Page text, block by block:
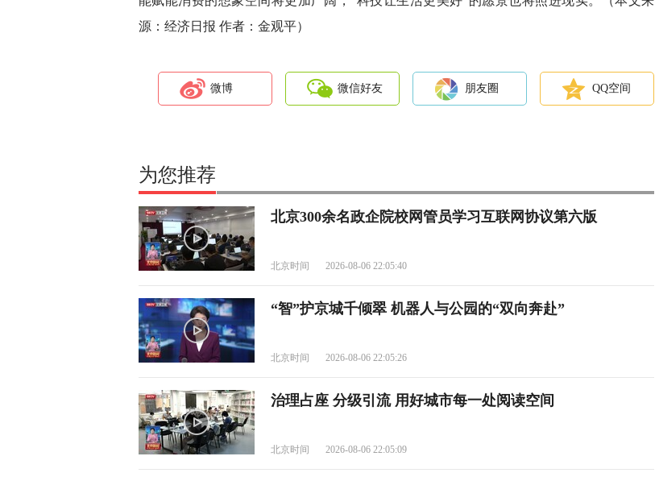
源：经济日报 作者：金观平）
微博 微信好友 朋友圈 QQ空间
为您推荐
北京300余名政企院校网管员学习互联网协议第六版
北京时间 2026-08-06 22:05:40
“智”护京城千倾翠 机器人与公园的“双向奔赴”
北京时间 2026-08-06 22:05:26
治理占座 分级引流 用好城市每一处阅读空间
北京时间 2026-08-06 22:05:09